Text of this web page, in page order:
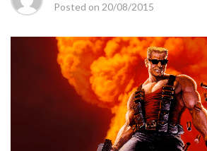
Posted on 20/08/2015